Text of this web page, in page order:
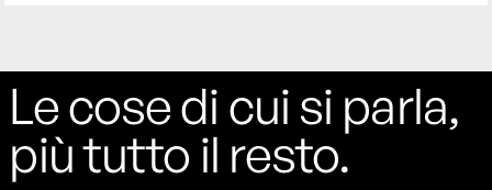
Le cose di cui si parla,
più tutto il resto.